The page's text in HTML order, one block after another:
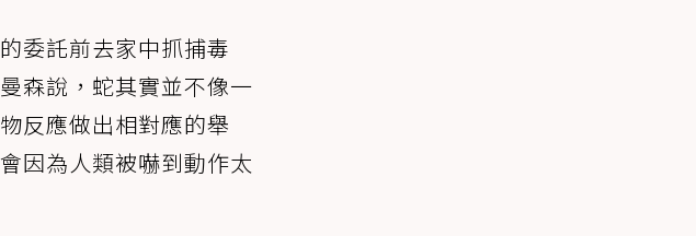
委託前去家中抓捕毒
森說，蛇其實並不像一
反應做出相對應的舉
因為人類被嚇到動作太